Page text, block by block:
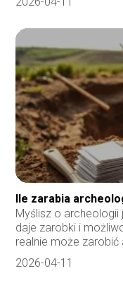
Ile zarabia
Myślisz o archeologii
daje zarobki i
realnie może
2026-04-11